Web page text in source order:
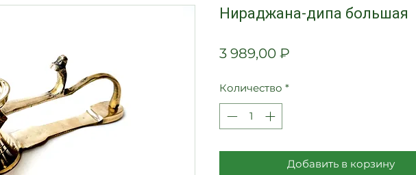
Нираджана-дипа большая
3 989,00 ₽
Количество *
Добавить в корзину